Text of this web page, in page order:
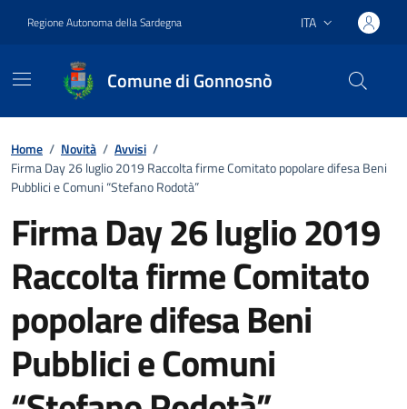
Regione Autonoma della Sardegna Lingua attiva:
ITA
Comune di Gonnosnò
Home / Novità / Avvisi /
Firma Day 26 luglio 2019 Raccolta firme Comitato popolare difesa Beni
Pubblici e Comuni “Stefano Rodotà”
Firma Day 26 luglio 2019
Raccolta firme Comitato
popolare difesa Beni
Pubblici e Comuni